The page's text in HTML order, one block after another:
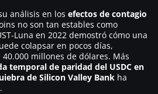
análisis en los efectos de contagio
no son tan estables como
Luna en 2022 demostró cómo una
colapsar en pocos días,
millones de dólares. Más
temporal de paridad del USDC en
de Silicon Valley Bank ha